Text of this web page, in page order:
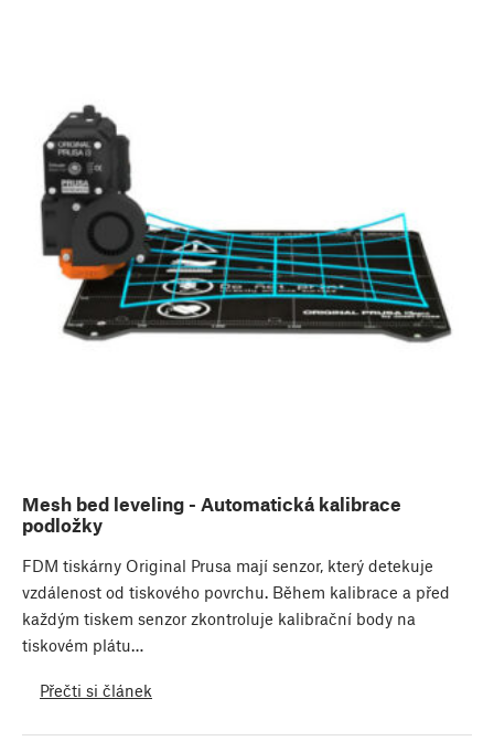
Mesh bed leveling - Automatická kalibrace
podložky
FDM tiskárny Original Prusa mají senzor, který detekuje
vzdálenost od tiskového povrchu. Během kalibrace a před
každým tiskem senzor zkontroluje kalibrační body na
tiskovém plátu…
Přečti si článek